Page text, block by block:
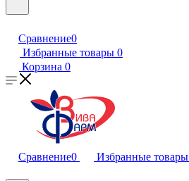
Сравнение0
Избранные товары 0
Корзина 0
Сравнение0 Избранные товары